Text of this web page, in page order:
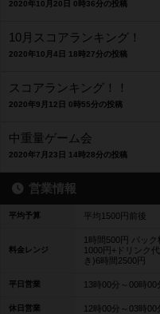
2020年10月20日 0時36分の投稿
10月スコアランキング！
2020年10月4日 18時27分の投稿
スコアランキング！！
2020年9月12日 0時55分の投稿
中重量ゲーム会
2020年7月23日 14時28分の投稿
営業情報
平均予算 平均1500円前後
料金レンジ
1時間500円 パッ
1000円+ドリンク
き)6時間2500円
平日営業 13時00分～00時00
休日営業 12時00分～03時00